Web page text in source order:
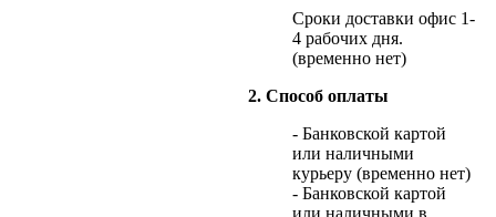
Сроки доставки офис 1-
4 рабочих дня.
(временно нет)
2. Способ оплаты
- Банковской картой
или наличными
курьеру (временно нет)
- Банковской картой
или наличными в